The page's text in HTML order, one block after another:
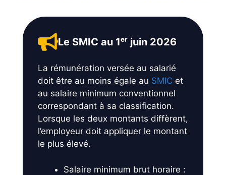
Le SMIC au 1ᵉʳ juin 2026
La rémunération versée au salarié
doit être au moins égale au SMIC et
au salaire minimum conventionnel
correspondant à sa classification.
Lorsque les deux montants diffèrent,
l’employeur doit appliquer le montant
le plus élevé.
Salaire minimum brut horaire :